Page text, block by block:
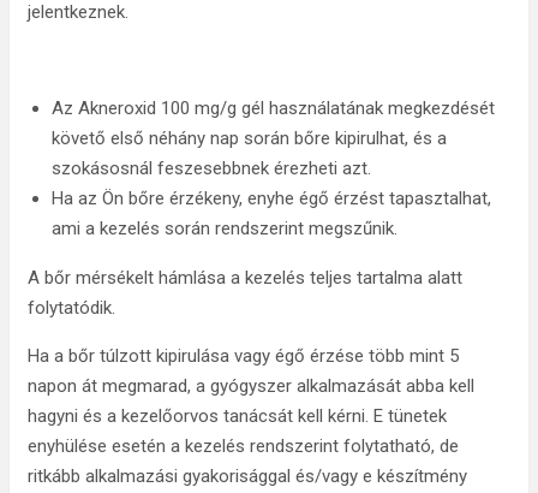
jelentkeznek.
Az Akneroxid 100 mg/g gél használatának megkezdését
követő első néhány nap során bőre kipirulhat, és a
szokásosnál feszesebbnek érezheti azt.
Ha az Ön bőre érzékeny, enyhe égő érzést tapasztalhat,
ami a kezelés során rendszerint megszűnik.
A bőr mérsékelt hámlása a kezelés teljes tartalma alatt
folytatódik.
Ha a bőr túlzott kipirulása vagy égő érzése több mint 5
napon át megmarad, a gyógyszer alkalmazását abba kell
hagyni és a kezelőorvos tanácsát kell kérni. E tünetek
enyhülése esetén a kezelés rendszerint folytatható, de
ritkább alkalmazási gyakorisággal és/vagy e készítmény